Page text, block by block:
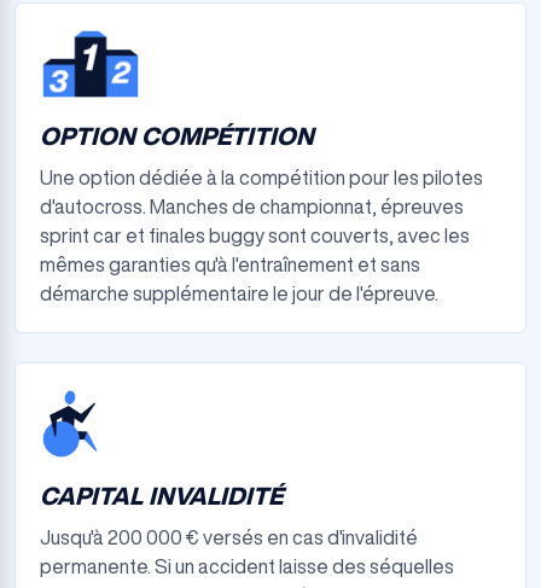
OPTION COMPÉTITION
Une option dédiée à la compétition pour les pilotes
d'autocross. Manches de championnat, épreuves
sprint car et finales buggy sont couverts, avec les
mêmes garanties qu'à l'entraînement et sans
démarche supplémentaire le jour de l'épreuve.
CAPITAL INVALIDITÉ
Jusqu'à 200 000 € versés en cas d'invalidité
permanente. Si un accident laisse des séquelles